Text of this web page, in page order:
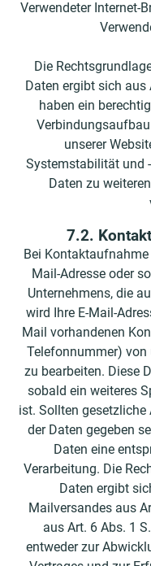
Verwendeter Internet-
Die
Daten ergibt sich aus
haben ein
unserer
Systemstabilität und
Daten zu
7.2.
Bei
Mail-Adresse oder
Unternehmens, die
wird Ihre E-Mail-
Mail vorhandenen
Telefonnummer) von
zu bearbeiten. Diese
sobald ein weiteres
ist. Sollten
der Daten gegeben
Daten eine
Verarbeitung. Die
Daten ergibt
Mailversandes aus
aus Art. 6 Abs. 1
entweder zur